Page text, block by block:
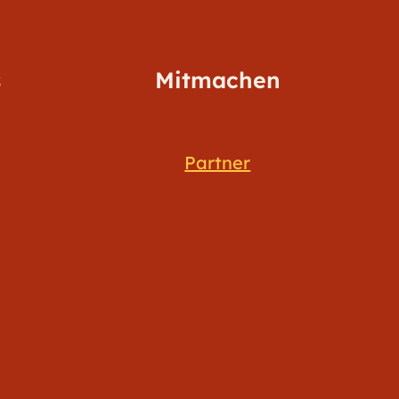
Mitmachen
Partner